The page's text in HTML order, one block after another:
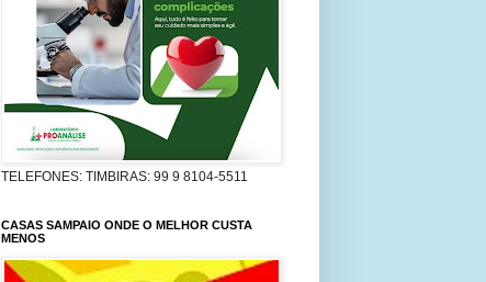
TELEFONES: TIMBIRAS: 99 9 8104-5511
CASAS SAMPAIO ONDE O MELHOR CUSTA
MENOS